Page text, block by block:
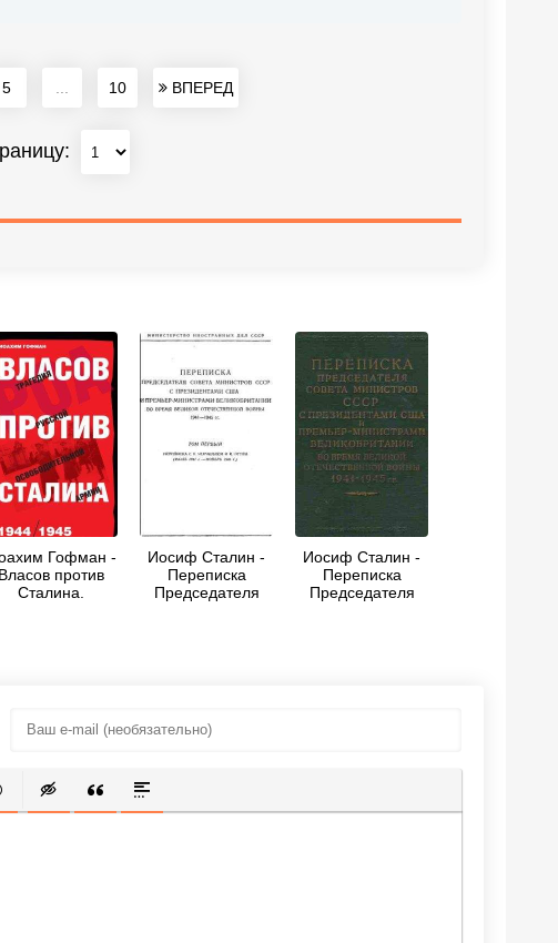
5 10 ВПЕРЕД
Гофман -
Власов против
Сталина.
Иосиф Сталин -
Переписка
Председателя
Отечественной
Иосиф Сталин -
Переписка
Председателя
ЗАЩИЩЕННУЮ ССЫЛКУ
СМАЙЛИК
ВСТАВКА СКРЫТОГО ТЕКСТА
ВСТАВКА ЦИТАТЫ
ВСТАВКА СПОЙЛЕРА